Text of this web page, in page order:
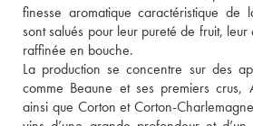
finesse aromatique caractéristique de
sont salués pour leur pureté de fruit,
raffinée en bouche.
La production se concentre sur des
comme Beaune et ses premiers crus,
ainsi que Corton et Corton-